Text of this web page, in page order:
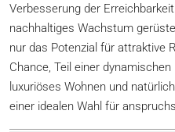
Verbesserung der
nachhaltiges Wachstum
nur das Potenzial für attraktive
Chance, Teil einer
luxuriöses Wohnen und
einer idealen Wahl für